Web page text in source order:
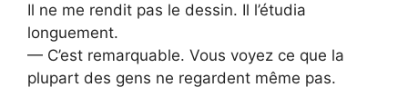
Il ne me rendit pas le dessin. Il l’étudia
longuement.
— C’est remarquable. Vous voyez ce que la
plupart des gens ne regardent même pas.